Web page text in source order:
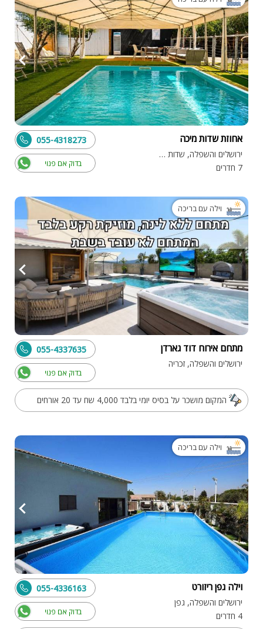
אחוזת שדות מיכה
ירושלים והשפלה, שדות מיכה
7 חדרים
בדוק אם פנוי
055-4318273
וילה עם בריכה
מתחם אירוח דוד גארדן
ירושלים והשפלה, זכריה
בדוק אם פנוי
055-4337635
המקום מושכר על בסיס יומי בלבד 4,000 שח עד 20 אורחים
וילה עם בריכה
וילה גפן ריזורט
ירושלים והשפלה, גפן
4 חדרים
בדוק אם פנוי
055-4336163